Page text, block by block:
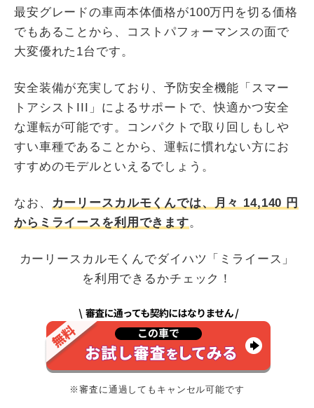
最安グレードの車両本体価格が100万円を切る価格
でもあることから、コストパフォーマンスの面で
大変優れた1台です。
安全装備が充実しており、予防安全機能「スマー
トアシストIII」によるサポートで、快適かつ安全
な運転が可能です。コンパクトで取り回しもしや
すい車種であることから、運転に慣れない方にお
すすめのモデルといえるでしょう。
なお、 カーリースカルモくんでは、月々 14,140 円
からミライースを利用できます。
カーリースカルモくんでダイハツ「ミライース」
を利用できるかチェック！
※審査に通過してもキャンセル可能です